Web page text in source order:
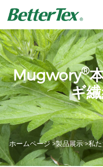
Mugwory®
ギ
ホームページ >製品展示 >私